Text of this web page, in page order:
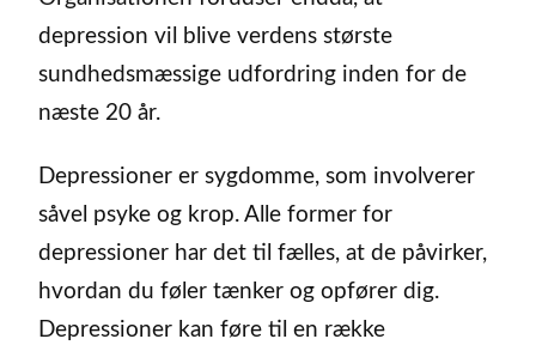
depression vil blive verdens største
sundhedsmæssige udfordring inden for de
næste 20 år.
Depressioner er sygdomme, som involverer
såvel psyke og krop. Alle former for
depressioner har det til fælles, at de påvirker,
hvordan du føler tænker og opfører dig.
Depressioner kan føre til en række